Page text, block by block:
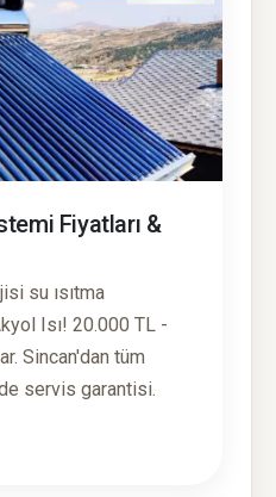
Fiyatları &
su ısıtma
Isı! 20.000 TL -
Sincan'dan tüm
servis garantisi.